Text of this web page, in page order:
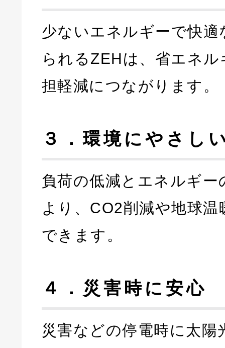
少ないエネルギーで快適
られるZEHは、省エネ
担軽減につながります。
３．環境にやさし
負荷の低減とエネルギー
より、CO2削減や地球温
できます。
４．災害時に安心
災害などの停電時に太陽